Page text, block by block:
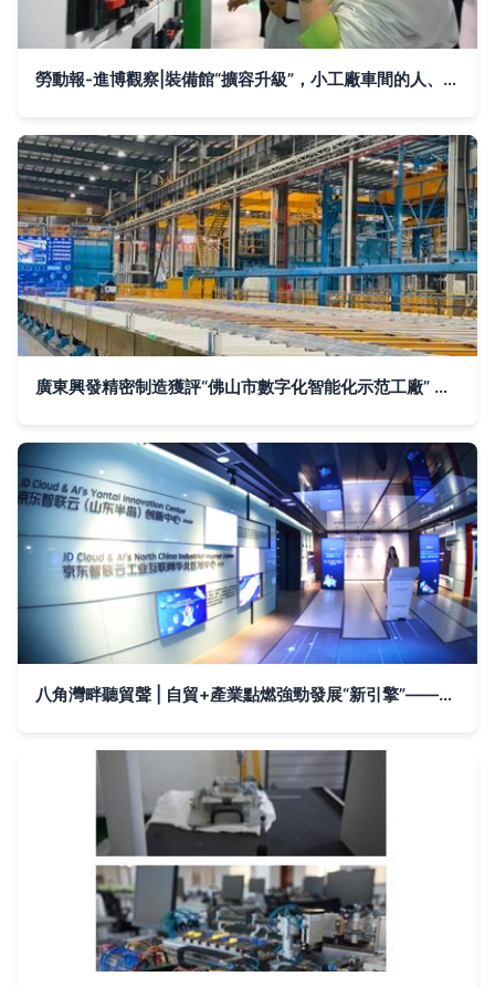
勞動報-進博觀察|裝備館“擴容升級”，小工廠車間的人、場、貨也跟著變了 云計算裝備技術服務
廣東興發精密制造獲評“佛山市數字化智能化示范工廠” 云計算裝備技術賦能有色金屬行業轉型升級
八角灣畔聽貿聲 | 自貿+產業點燃強勁發展“新引擎”——煙臺自貿區成立兩周年綜述④